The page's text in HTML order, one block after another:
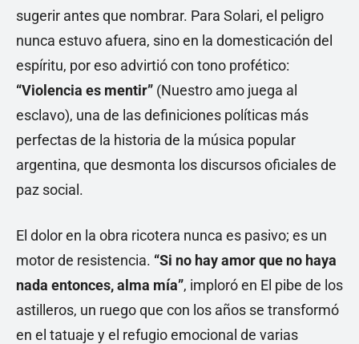
sugerir antes que nombrar. Para Solari, el peligro
nunca estuvo afuera, sino en la domesticación del
espíritu, por eso advirtió con tono profético:
“Violencia es mentir” (Nuestro amo juega al
esclavo), una de las definiciones políticas más
perfectas de la historia de la música popular
argentina, que desmonta los discursos oficiales de
paz social.
El dolor en la obra ricotera nunca es pasivo; es un
motor de resistencia. “Si no hay amor que no haya
nada entonces, alma mía”, imploró en El pibe de los
astilleros, un ruego que con los años se transformó
en el tatuaje y el refugio emocional de varias